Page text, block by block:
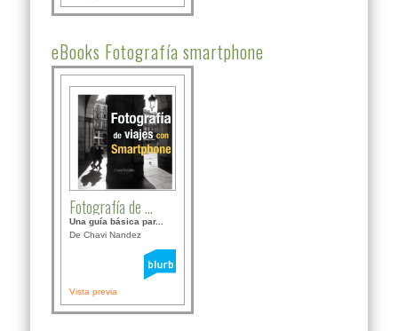
eBooks Fotografía smartphone
Fotografía de ...
Una guía básica par...
De Chavi Nandez
Vista previa